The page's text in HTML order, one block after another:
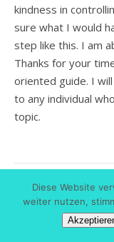
kindness in
sure what I would
step like this. I am
Thanks for your
oriented guide. I
to any individual
topic.
HTTP://
23. Juli 2023 Um 16:13
Antworten
Diese Website
weiter nutzen,